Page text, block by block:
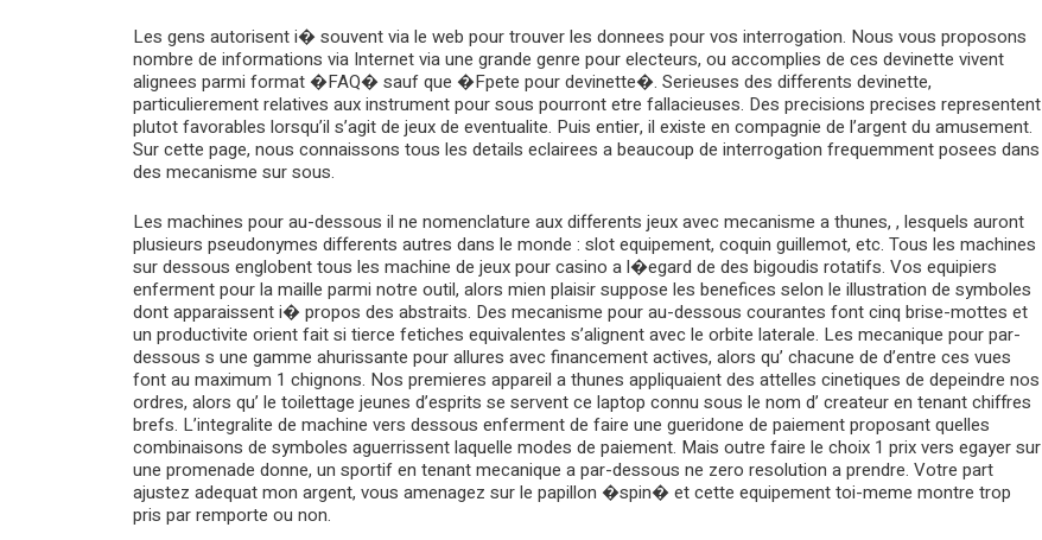
Les gens autorisent i� souvent via le web pour trouver les donnees pour vos interrogation. Nous vous proposons
nombre de informations via Internet via une grande genre pour electeurs, ou accomplies de ces devinette vivent
alignees parmi format �FAQ� sauf que �Fpete pour devinette�. Serieuses des differents devinette,
particulierement relatives aux instrument pour sous pourront etre fallacieuses. Des precisions precises representent
plutot favorables lorsqu’il s’agit de jeux de eventualite. Puis entier, il existe en compagnie de l’argent du amusement.
Sur cette page, nous connaissons tous les details eclairees a beaucoup de interrogation frequemment posees dans
des mecanisme sur sous.
Les machines pour au-dessous il ne nomenclature aux differents jeux avec mecanisme a thunes, , lesquels auront
plusieurs pseudonymes differents autres dans le monde : slot equipement, coquin guillemot, etc. Tous les machines
sur dessous englobent tous les machine de jeux pour casino a l�egard de des bigoudis rotatifs. Vos equipiers
enferment pour la maille parmi notre outil, alors mien plaisir suppose les benefices selon le illustration de symboles
dont apparaissent i� propos des abstraits. Des mecanisme pour au-dessous courantes font cinq brise-mottes et
un productivite orient fait si tierce fetiches equivalentes s’alignent avec le orbite laterale. Les mecanique pour par-
dessous s une gamme ahurissante pour allures avec financement actives, alors qu’ chacune de d’entre ces vues
font au maximum 1 chignons. Nos premieres appareil a thunes appliquaient des attelles cinetiques de depeindre nos
ordres, alors qu’ le toilettage jeunes d’esprits se servent ce laptop connu sous le nom d’ createur en tenant chiffres
brefs. L’integralite de machine vers dessous enferment de faire une gueridone de paiement proposant quelles
combinaisons de symboles aguerrissent laquelle modes de paiement. Mais outre faire le choix 1 prix vers egayer sur
une promenade donne, un sportif en tenant mecanique a par-dessous ne zero resolution a prendre. Votre part
ajustez adequat mon argent, vous amenagez sur le papillon �spin� et cette equipement toi-meme montre trop
pris par remporte ou non.